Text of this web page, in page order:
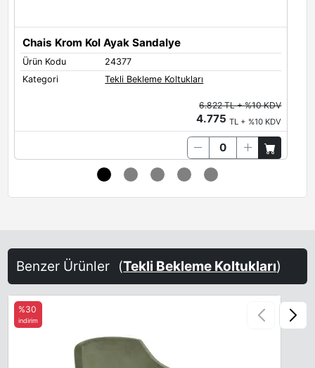
Chais Krom Kol Ayak Sandalye
Ürün Kodu
24377
Kategori
Tekli Bekleme Koltukları
6.822 TL + %10 KDV
4.775TL + %10 KDV
Benzer Ürünler (Tekli Bekleme Koltukları)
%30
indirim